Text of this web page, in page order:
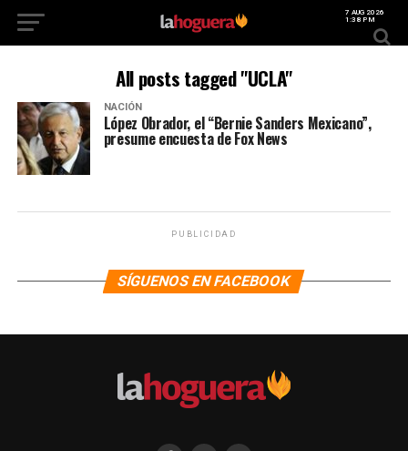
7 AUG 2026
1:38 PM
All posts tagged "UCLA"
NACIÓN
López Obrador, el “Bernie Sanders Mexicano”,
presume encuesta de Fox News
PUBLICIDAD
SÍGUENOS EN FACEBOOK